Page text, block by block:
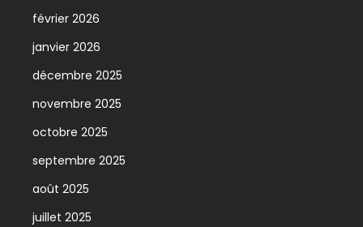
février 2026
janvier 2026
décembre 2025
novembre 2025
octobre 2025
septembre 2025
août 2025
juillet 2025